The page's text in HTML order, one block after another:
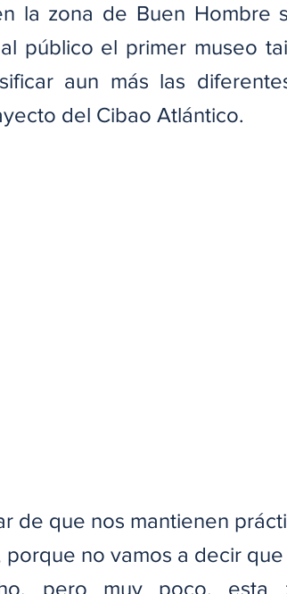
la zona de Buen Hombre
público el primer museo
aun más las
del Cibao Atlántico.
de que nos mantienen
no vamos a decir que
pero muy poco, esta